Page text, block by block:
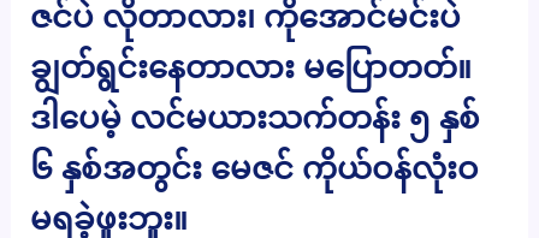
ဇင်ပဲ လိုတာလား၊ ကိုအောင်မင်းပဲ
ချွတ်ရွင်းနေတာလား မပြောတတ်။
ဒါပေမဲ့ လင်မယားသက်တန်း ၅ နှစ်
၆ နှစ်အတွင်း မေဇင် ကိုယ်ဝန်လုံးဝ
မရခဲ့ဖူးဘူး။